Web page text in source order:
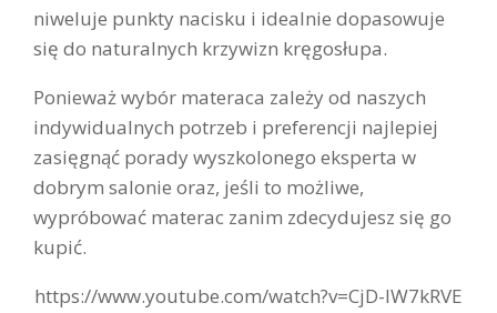
niweluje punkty nacisku i idealnie dopasowuje
się do naturalnych krzywizn kręgosłupa.
Ponieważ wybór materaca zależy od naszych
indywidualnych potrzeb i preferencji najlepiej
zasięgnąć porady wyszkolonego eksperta w
dobrym salonie oraz, jeśli to możliwe,
wypróbować materac zanim zdecydujesz się go
kupić.
https://www.youtube.com/watch?v=CjD-lW7kRVE